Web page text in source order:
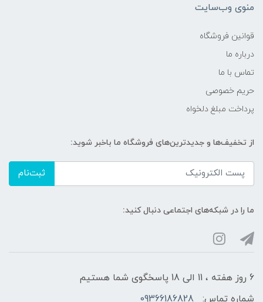
منوی وب‌سایت
قوانین فروشگاه
درباره ما
تماس با ما
حریم خصوصی
پرداخت مبلغ دلخواه
از تخفیف‌ها و جدیدترین‌های فروشگاه ما باخبر شوید:
ثبت‌نام
ما را در شبکه‌های اجتماعی دنبال کنید:
6 روز هفته ، 11 الی 18 پاسخگوی شما هستیم
شماره تماس:
09366186828